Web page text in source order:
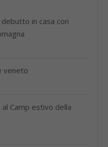
debutto in casa con
veneto
Camp estivo della